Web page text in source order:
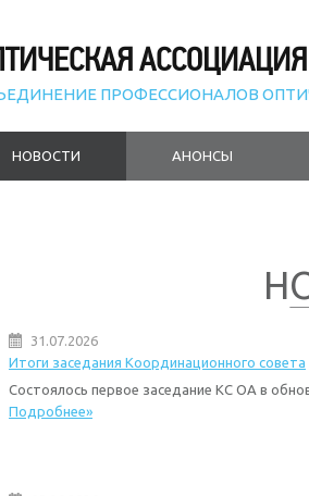
АССОЦИАЦИЯ
ПРОФЕССИОНАЛОВ
НОВОСТИ АНОНСЫ
31.07.2026
Итоги заседания Координационного совета
Состоялось первое заседание КС ОА в
Подробнее»